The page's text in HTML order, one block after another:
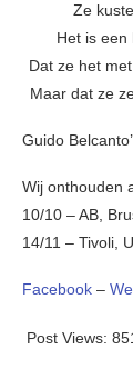
Ze
Het is een
Dat ze het
Maar dat ze
Guido
Wij onthouden
10/10 – AB,
14/11 – Tivoli,
Facebook –
Post Views: